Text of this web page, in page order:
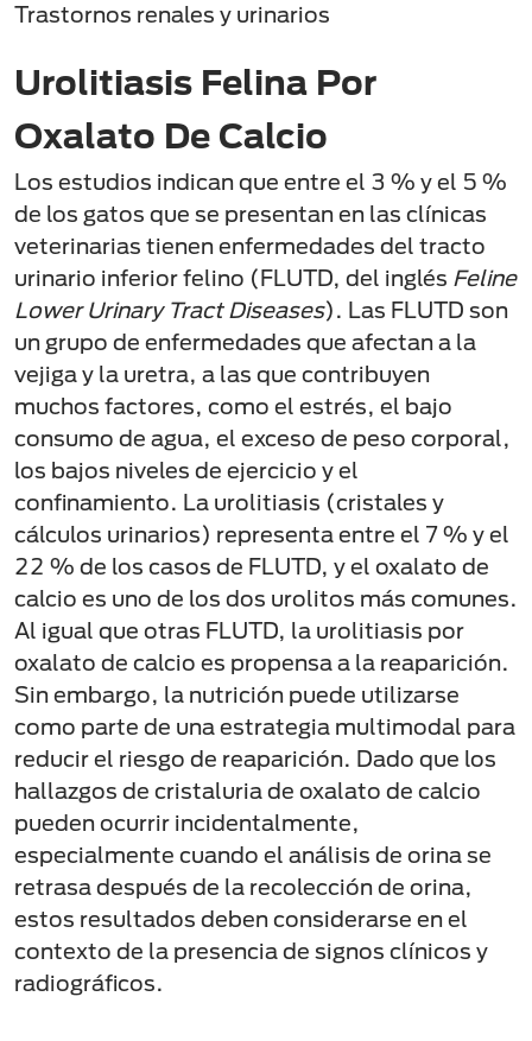
Trastornos renales y urinarios
Urolitiasis Felina Por
Oxalato De Calcio
Los estudios indican que entre el 3 % y el 5 %
de los gatos que se presentan en las clínicas
veterinarias tienen enfermedades del tracto
urinario inferior felino (FLUTD, del inglés Feline
Lower Urinary Tract Diseases). Las FLUTD son
un grupo de enfermedades que afectan a la
vejiga y la uretra, a las que contribuyen
muchos factores, como el estrés, el bajo
consumo de agua, el exceso de peso corporal,
los bajos niveles de ejercicio y el
confinamiento. La urolitiasis (cristales y
cálculos urinarios) representa entre el 7 % y el
22 % de los casos de FLUTD, y el oxalato de
calcio es uno de los dos urolitos más comunes.
Al igual que otras FLUTD, la urolitiasis por
oxalato de calcio es propensa a la reaparición.
Sin embargo, la nutrición puede utilizarse
como parte de una estrategia multimodal para
reducir el riesgo de reaparición. Dado que los
hallazgos de cristaluria de oxalato de calcio
pueden ocurrir incidentalmente,
especialmente cuando el análisis de orina se
retrasa después de la recolección de orina,
estos resultados deben considerarse en el
contexto de la presencia de signos clínicos y
radiográficos.